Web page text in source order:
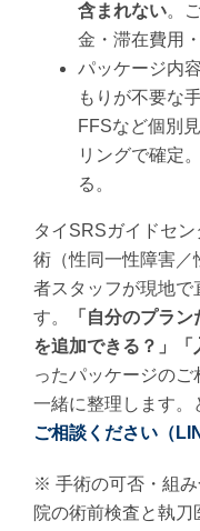
含まれない。
金・滞在費用
パッケージ内
もりが不要な
FFSなど個別
リングで確定
る。
タイSRSガイドセ
術（性同一性障害／
者スタッフが現地で
す。
「自分のプラ
を追加できる？」「
ったパッケージの
一緒に整理します。
ご相談ください（
※ 手術の可否・組
院の術前検査と執